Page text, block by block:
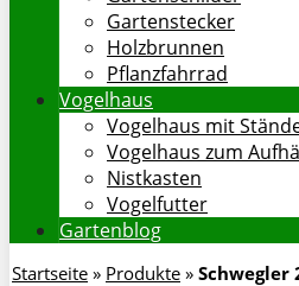
Gartenstecker
Holzbrunnen
Pflanzfahrrad
Vogelhaus
Vogelhaus mit
Vogelhaus zum
Nistkasten
Vogelfutter
Gartenblog
Startseite » Produkte » Schwegler